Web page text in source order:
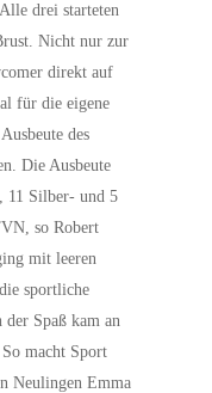
drei starteten
Nicht nur zur
direkt auf
für die eigene
des
Die Ausbeute
11 Silber- und 5
so Robert
mit leeren
sportliche
der Spaß kam an
macht Sport
Neulingen Emma